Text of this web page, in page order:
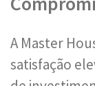
A Master
satisfação